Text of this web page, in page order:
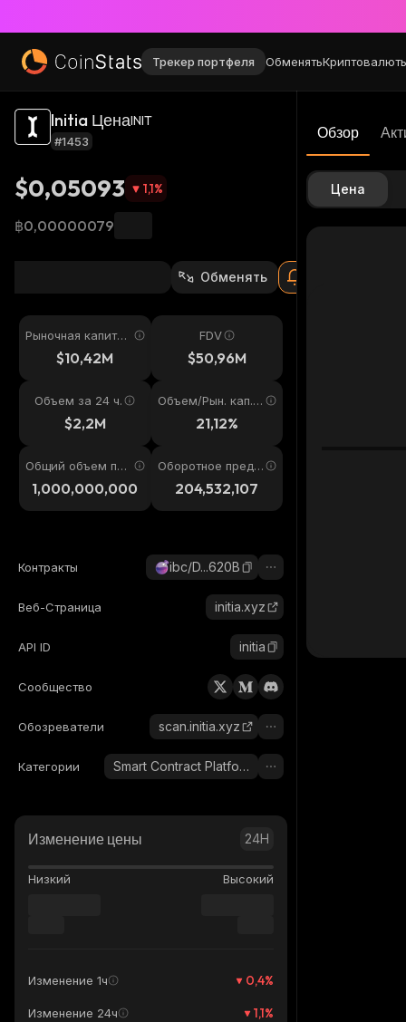
Трекер портфеля Обменять
Initia ЦенаINIT
#1453
$0,05093 1,1%
฿0,00000079
Обменять
Рыночная капитал
изация$10,42M
FDV
$50,96M
Объем за 24 ч.
$2,2M
Объем/Рын. кап. 2
21,12%
Общий объем пре
дложения
1,000,000,000
Оборотное предл
ожение
204,532,107
Контракты ibc/D...620B
Веб-Страница initia.xyz
API ID initia
Сообщество
Обозреватели scan.initia.xyz
Категории Smart Contract Platform
Изменение цены 24H
Низкий Высокий
Изменение 1ч 0,4%
Изменение 24ч 1,1%
Обзор
Цена